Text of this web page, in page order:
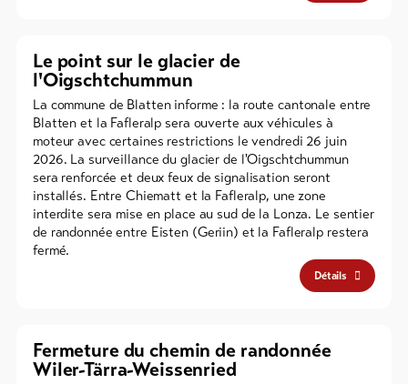
Le point sur le glacier de
l'Oigschtchummun
La commune de Blatten informe : la route cantonale entre
Blatten et la Fafleralp sera ouverte aux véhicules à
moteur avec certaines restrictions le vendredi 26 juin
2026. La surveillance du glacier de l'Oigschtchummun
sera renforcée et deux feux de signalisation seront
installés. Entre Chiematt et la Fafleralp, une zone
interdite sera mise en place au sud de la Lonza. Le sentier
de randonnée entre Eisten (Geriin) et la Fafleralp restera
fermé.
Détails
Fermeture du chemin de randonnée
Wiler-Tärra-Weissenried